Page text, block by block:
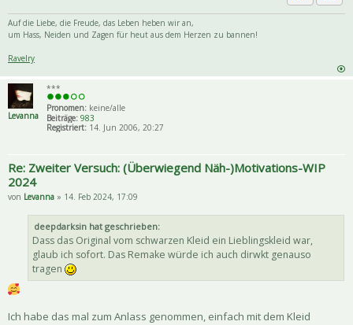
Zitat
Auf die Liebe, die Freude, das Leben heben wir an,
um Hass, Neiden und Zagen für heut aus dem Herzen zu bannen!
Ravelry
Levanna
***
Pronomen: keine/alle
Beiträge: 983
Registriert: 14. Jun 2006, 20:27
Re: Zweiter Versuch: (Überwiegend Näh-)Motivations-WIP
2024
von Levanna » 14. Feb 2024, 17:09
deepdarksin hat geschrieben:
Dass das Original vom schwarzen Kleid ein Lieblingskleid war,
glaub ich sofort. Das Remake würde ich auch dirwkt genauso
tragen
Ich habe das mal zum Anlass genommen, einfach mit dem Kleid